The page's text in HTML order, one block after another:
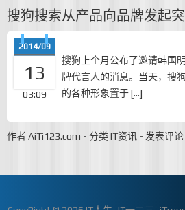
搜狗搜索从产品向品牌发起
2014/09
13
03:09
搜狗上个月公布了邀请韩国
牌代言人的消息。当天，搜
的各种形象置于 […]
作者AiTi123.com - 分类 IT资讯 - 发表评论